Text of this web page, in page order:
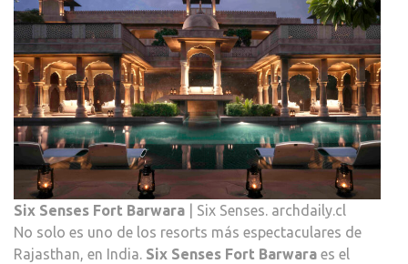
Six Senses Fort Barwara | Six Senses. archdaily.cl
No solo es uno de los resorts más espectaculares de
Rajasthan, en India. Six Senses Fort Barwara es el